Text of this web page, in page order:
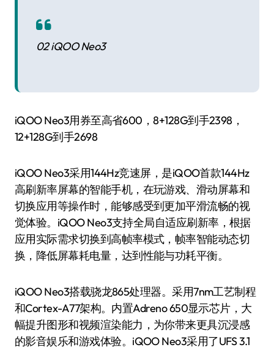
02 iQOO Neo3
iQOO Neo3用券至高省600，8+128G到手2398，
12+128G到手2698
iQOO Neo3采用144Hz竞速屏，是iQOO首款144Hz
高刷新率屏幕的智能手机，在玩游戏、滑动屏幕和
切换应用等操作时，能够感受到更加平滑流畅的视
觉体验。iQOO Neo3支持全局自适应刷新率，根据
应用实际需求切换到高帧率模式，帧率智能动态切
换，降低屏幕耗电量，达到性能与功耗平衡。
iQOO Neo3搭载骁龙865处理器。采用7nm工艺制程
和Cortex-A77架构。内置Adreno 650显示芯片，大
幅提升图形和视频渲染能力，为你带来更具沉浸感
的影音娱乐和游戏体验。iQOO Neo3采用了UFS 3.1